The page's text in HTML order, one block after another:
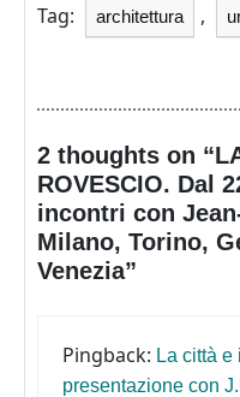
Tag: architettura ,
2 thoughts on
ROVESCIO. Dal
incontri con
Milano, Torino,
Venezia”
Pingback: La città
presentazione con